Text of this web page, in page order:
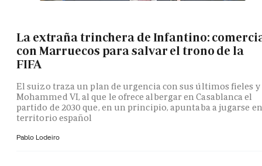
La extraña trinchera de Infantino:
con Marruecos para salvar el trono de la
FIFA
El suizo traza un plan de urgencia con sus últimos fieles y
Mohammed VI, al que le ofrece albergar en Casablanca el
partido de 2030 que, en un principio, apuntaba a jugarse en
territorio español
Pablo Lodeiro